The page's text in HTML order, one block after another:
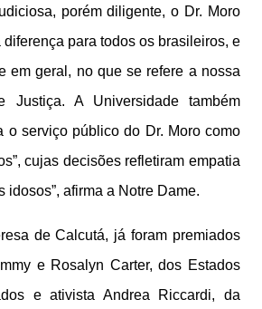
porém diligente, o Dr. Moro
para todos os brasileiros, e
em geral, no que se refere a nossa
Justiça. A Universidade também
o serviço público do Dr. Moro como
cujas decisões refletiram empatia
idosos”, afirma a Notre Dame.
de Calcutá, já foram premiados
e Rosalyn Carter, dos Estados
e ativista Andrea Riccardi, da